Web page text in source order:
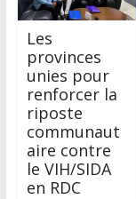
Les
provinces
unies pour
renforcer la
riposte
communaut
aire contre
le VIH/SIDA
en RDC